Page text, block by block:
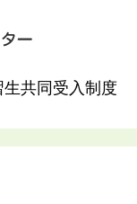
共同受入制度